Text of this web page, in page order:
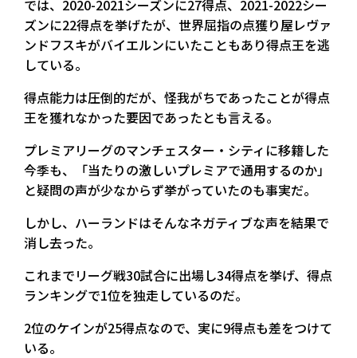
では、2020-2021シーズンに27得点、2021-2022シー
ズンに22得点を挙げたが、世界屈指の点獲り屋レヴァ
ンドフスキがバイエルンにいたこともあり得点王を逃
している。
得点能力は圧倒的だが、怪我がちであったことが得点
王を獲れなかった要因であったとも言える。
プレミアリーグのマンチェスター・シティに移籍した
今季も、「当たりの激しいプレミアで通用するのか」
と疑問の声が少なからず挙がっていたのも事実だ。
しかし、ハーランドはそんなネガティブな声を結果で
消し去った。
これまでリーグ戦30試合に出場し34得点を挙げ、得点
ランキングで1位を独走しているのだ。
2位のケインが25得点なので、実に9得点も差をつけて
いる。